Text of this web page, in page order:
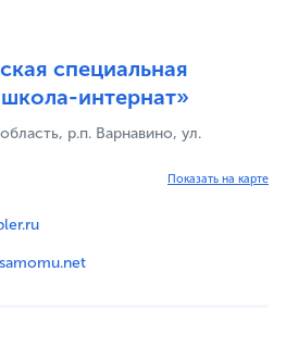
специальная
интернат»
р.п. Варнавино, ул.
Показать на карте